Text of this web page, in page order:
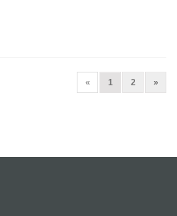
« 1(current)
2 »Next